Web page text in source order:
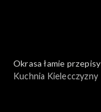
Okrasa łamie przepisy
Kuchnia Kielecczyzny